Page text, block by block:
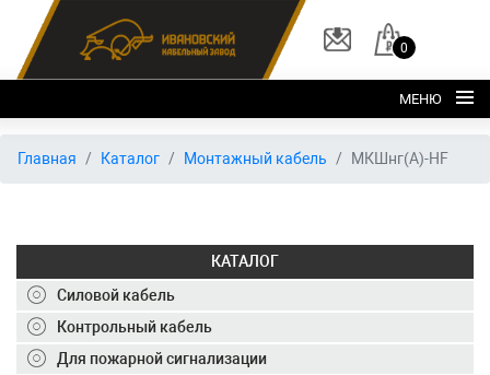
0
МЕНЮ
Главная
ОКЛ
Вакансии
Главная Каталог Монтажный кабель МКШнг(А)-HF
КАТАЛОГ
Силовой кабель
Контрольный кабель
Для пожарной сигнализации